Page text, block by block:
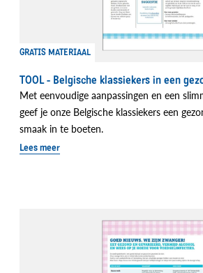
GRATIS MATERIAAL
TOOL - Belgische klassiekers in een
Met eenvoudige aanpassingen en een
geef je onze Belgische klassiekers een
smaak in te boeten.
Lees meer